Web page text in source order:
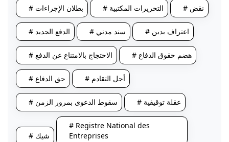
# بطلان الإجراءات # التحريرات المكتبية # نقض
# الدفع الجديد # سند مدني # اعتراف بدين
# الاحتجاج بالامتناع عن الدفع # هضم حقوق الدفاع
# حق الدفاع # أجل التقادم
# سقوط الدعوى بمرور الزمن # عقلة توقيفية
# شيك
# Registre National des
Entreprises